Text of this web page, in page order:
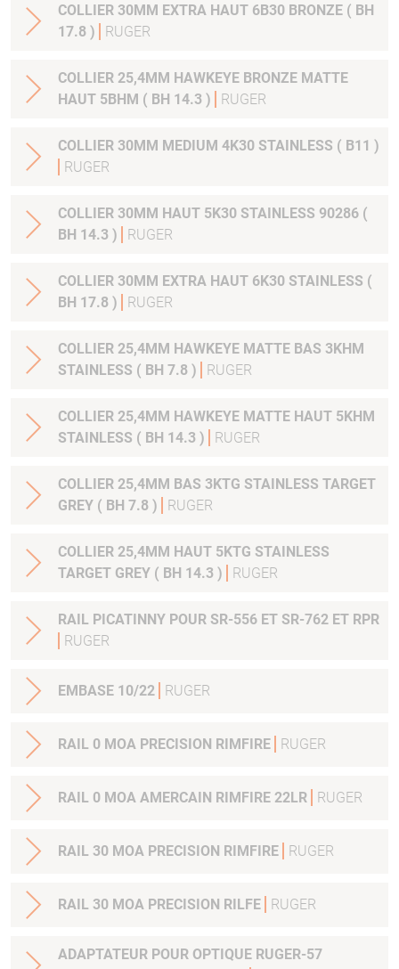
COLLIER 30MM EXTRA HAUT 6B30 BRONZE ( BH
17.8 )
RUGER
COLLIER 25,4MM HAWKEYE BRONZE MATTE
HAUT 5BHM ( BH 14.3 )
RUGER
COLLIER 30MM MEDIUM 4K30 STAINLESS ( B11 )
RUGER
COLLIER 30MM HAUT 5K30 STAINLESS 90286 (
BH 14.3 )
RUGER
COLLIER 30MM EXTRA HAUT 6K30 STAINLESS (
BH 17.8 )
RUGER
COLLIER 25,4MM HAWKEYE MATTE BAS 3KHM
STAINLESS ( BH 7.8 )
RUGER
COLLIER 25,4MM HAWKEYE MATTE HAUT 5KHM
STAINLESS ( BH 14.3 )
RUGER
COLLIER 25,4MM BAS 3KTG STAINLESS TARGET
GREY ( BH 7.8 )
RUGER
COLLIER 25,4MM HAUT 5KTG STAINLESS
TARGET GREY ( BH 14.3 )
RUGER
RAIL PICATINNY POUR SR-556 ET SR-762 ET RPR
RUGER
EMBASE 10/22 RUGER
RAIL 0 MOA PRECISION RIMFIRE RUGER
RAIL 0 MOA AMERCAIN RIMFIRE 22LR RUGER
RAIL 30 MOA PRECISION RIMFIRE RUGER
RAIL 30 MOA PRECISION RILFE RUGER
ADAPTATEUR POUR OPTIQUE RUGER-57